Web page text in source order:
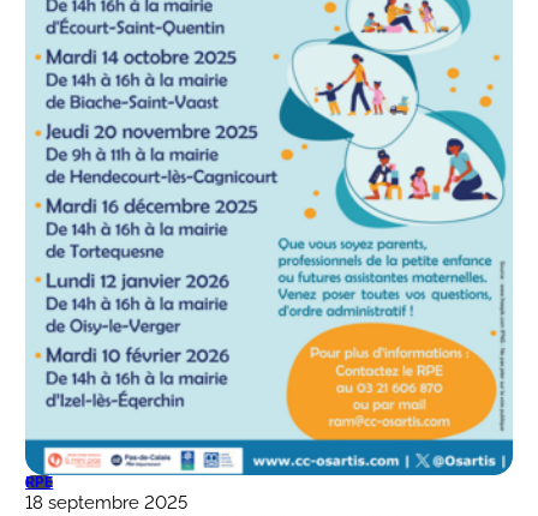
RPE
18 septembre 2025